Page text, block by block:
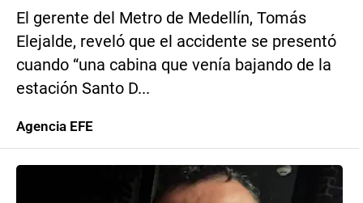
El gerente del Metro de Medellín, Tomás
Elejalde, reveló que el accidente se presentó
cuando “una cabina que venía bajando de la
estación Santo D...
Agencia EFE